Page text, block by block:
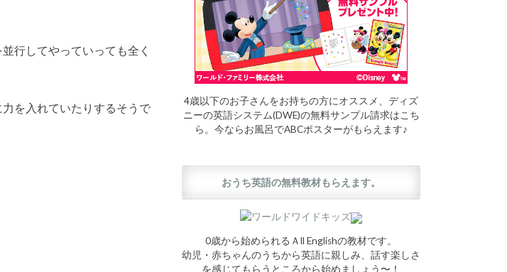
行してやっていっても全く
を入れていたりするそうで
4歳以下のお子さんをお持ちの方にオススメ、ディズ
ニーの英語システム(DWE)の無料サンプル請求はこち
ら。今ならお風呂でABCポスターがもらえます♪
おうち英語の無料教材もらえます。
0歳から始められるＡll Englishの教材です。
幼児・赤ちゃんのうちから英語に親しみ、話す楽しさ
を感じてもらうところから始めましょう〜！